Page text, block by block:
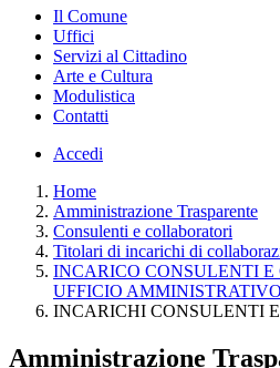
Il Comune
Uffici
Servizi al Cittadino
Arte e Cultura
Modulistica
Contatti
Accedi
Home
Amministrazione Trasparente
Consulenti e collaboratori
Titolari di incarichi di
INCARICO CONSULENTI
UFFICIO
INCARICHI CONSULENTI
Amministrazione